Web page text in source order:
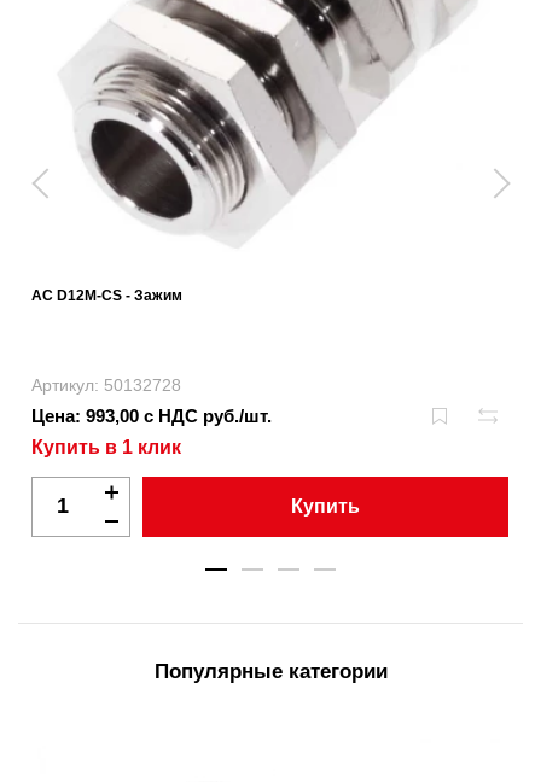
AC D12M-CS - Зажим
Артикул: 50132728
Цена: 993,00 с НДС руб./шт.
Купить в 1 клик
Купить
Популярные категории